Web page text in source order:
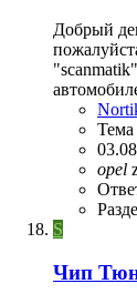
Добрый
Тема
opel
S
Чип